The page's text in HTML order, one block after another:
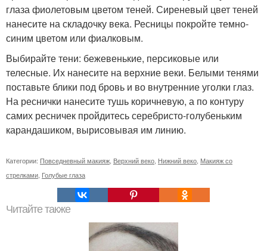
глаза фиолетовым цветом теней. Сиреневый цвет теней
нанесите на складочку века. Ресницы покройте темно-
синим цветом или фиалковым.
Выбирайте тени: бежевенькие, персиковые или
телесные. Их нанесите на верхние веки. Белыми тенями
поставьте блики под бровь и во внутренние уголки глаз.
На реснички нанесите тушь коричневую, а по контуру
самих ресничек пройдитесь серебристо-голубеньким
карандашиком, вырисовывая им линию.
Категории: Повседневный макияж Верхний веко Нижний веко Макияж со
стрелками Голубые глаза
Читайте также